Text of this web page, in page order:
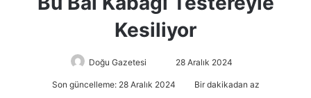
Kesiliyor
Doğu Gazetesi
e-
28 Aralık 2024
Son güncelleme: 28 Aralık 2024 Bir dakikadan az